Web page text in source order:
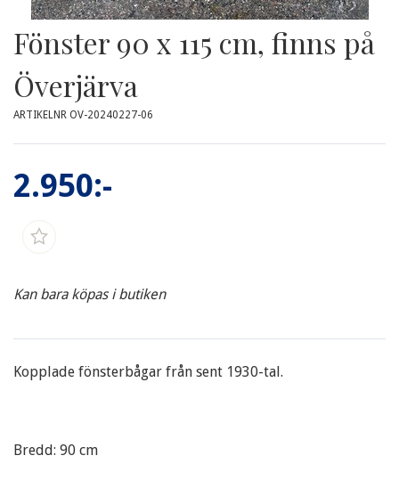
Fönster 90 x 115 cm, finns på
Överjärva
ARTIKELNR OV-20240227-06
2.950:-
Kan bara köpas i butiken
Kopplade fönsterbågar från sent 1930-tal.
Bredd: 90 cm